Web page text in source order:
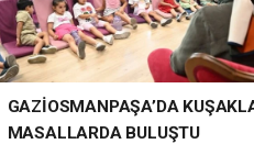
GAZİOSMANPAŞA’DA
MASALLARDA BULUŞTU